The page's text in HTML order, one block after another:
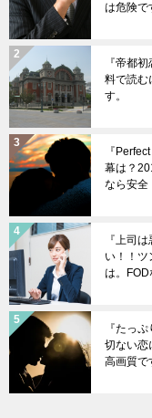
は危険で
『帝都
料で読む
す。
『
幕は？
なら安全
『上司
い！！ツ
は。FOD
『たっ
切ない恋
高画質で